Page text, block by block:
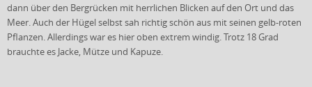
dann über den Bergrücken mit herrlichen Blicken auf den Ort und das
Meer. Auch der Hügel selbst sah richtig schön aus mit seinen gelb-roten
Pflanzen. Allerdings war es hier oben extrem windig. Trotz 18 Grad
brauchte es Jacke, Mütze und Kapuze.